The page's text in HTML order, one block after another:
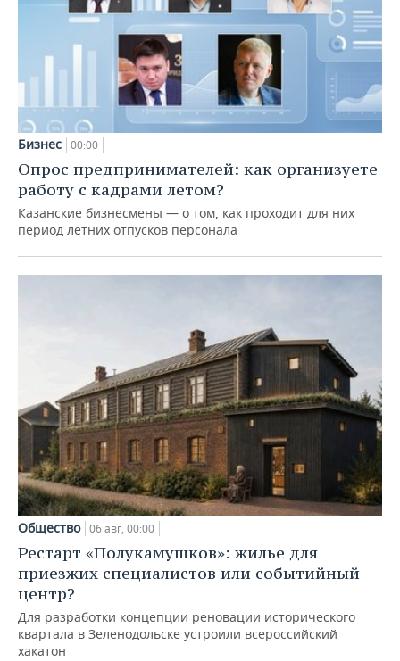
Бизнес 00:00
Опрос предпринимателей: как организуете
работу с кадрами летом?
Казанские бизнесмены — о том, как проходит для них
период летних отпусков персонала
Общество 06 авг, 00:00
Рестарт «Полукамушков»: жилье для
приезжих специалистов или событийный
центр?
Для разработки концепции реновации исторического
квартала в Зеленодольске устроили всероссийский
хакатон